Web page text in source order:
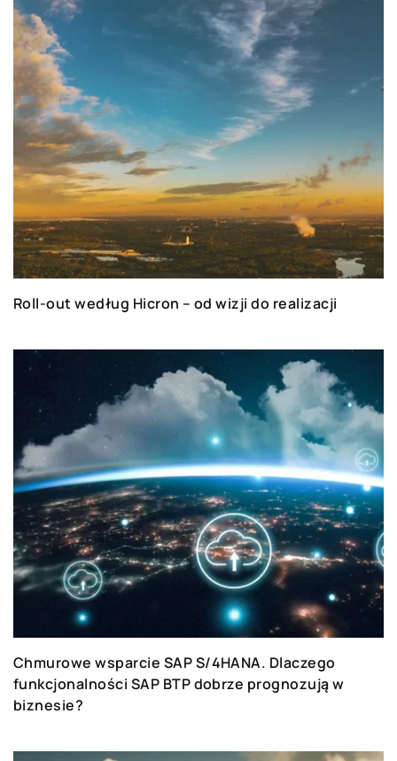
Roll-out według Hicron – od wizji do realizacji
Chmurowe wsparcie SAP S/4HANA. Dlaczego
funkcjonalności SAP BTP dobrze prognozują w
biznesie?